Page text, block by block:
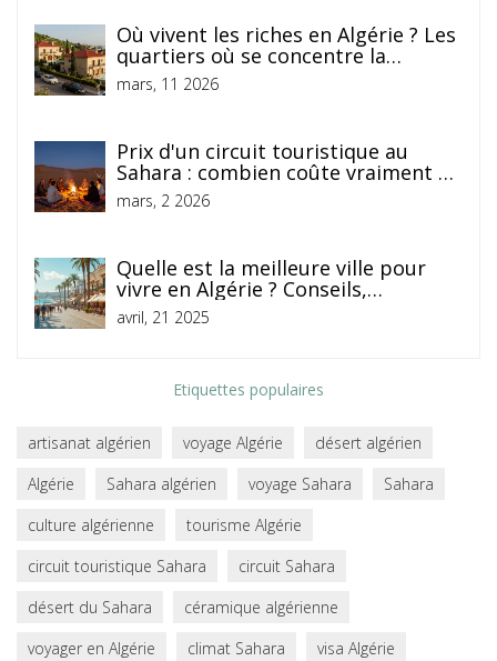
Où vivent les riches en Algérie ? Les
quartiers où se concentre la
fortune
mars, 11 2026
Prix d'un circuit touristique au
Sahara : combien coûte vraiment un
voyage en désert?
mars, 2 2026
Quelle est la meilleure ville pour
vivre en Algérie ? Conseils,
comparaisons et coups de cœur
avril, 21 2025
Etiquettes populaires
artisanat algérien voyage Algérie
désert algérien
Algérie
Sahara algérien voyage Sahara
Sahara
culture algérienne
tourisme Algérie
circuit touristique Sahara
circuit Sahara
désert du Sahara
céramique algérienne
voyager en Algérie
climat Sahara
visa Algérie